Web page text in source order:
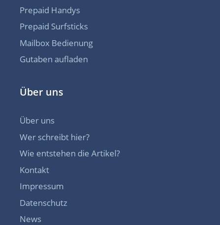
Prepaid Handys
Prepaid Surfsticks
Mailbox Bedienung
Gutaben aufladen
Über uns
Über uns
Wer schreibt hier?
Wie entstehen die Artikel?
Kontakt
Impressum
Datenschutz
News